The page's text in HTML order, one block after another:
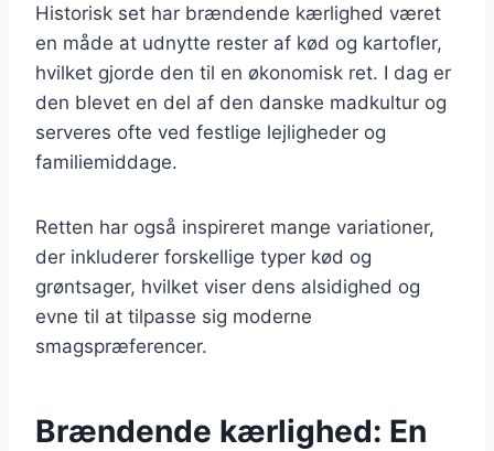
Historisk set har brændende kærlighed været
en måde at udnytte rester af kød og kartofler,
hvilket gjorde den til en økonomisk ret. I dag er
den blevet en del af den danske madkultur og
serveres ofte ved festlige lejligheder og
familiemiddage.
Retten har også inspireret mange variationer,
der inkluderer forskellige typer kød og
grøntsager, hvilket viser dens alsidighed og
evne til at tilpasse sig moderne
smagspræferencer.
Brændende kærlighed: En